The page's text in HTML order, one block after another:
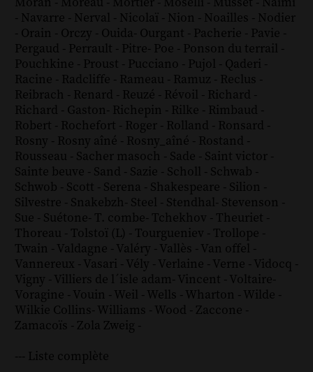
- Navarre - Nerval - Nicolaï - Nion - Noailles - Nodier
- Orain - Orczy - Ouida- Ourgant - Pacherie - Pavie -
Pergaud - Perrault - Pitre- Poe - Ponson du terrail -
Pouchkine - Proust - Pucciano - Pujol - Qaderi -
Racine - Radcliffe - Rameau - Ramuz - Reclus -
Reibrach - Renard - Reuzé - Révoil - Richard -
Richard - Gaston- Richepin - Rilke - Rimbaud -
Robert - Rochefort - Roger - Rolland - Ronsard -
Rosny - Rosny aîné - Rosny_aîné - Rostand -
Rousseau - Sacher masoch - Sade - Saint victor -
Sainte beuve - Sand - Sazie - Scholl - Schwab -
Schwob - Scott - Serena - Shakespeare - Silion -
Silvestre - Snakebzh- Steel - Stendhal- Stevenson -
Sue - Suétone- T. combe- Tchekhov - Theuriet -
Thoreau - Tolstoï (L) - Tourgueniev - Trollope -
Twain - Valdagne - Valéry - Vallès - Van offel -
Vannereux - Vasari - Vély - Verlaine - Verne - Vidocq -
Vigny - Villiers de l´isle adam- Vincent - Voltaire-
Voragine - Vouin - Weil - Wells - Wharton - Wilde -
Wilkie Collins- Williams - Wood - Zaccone -
Zamacoïs - Zola Zweig -
--- Liste complète